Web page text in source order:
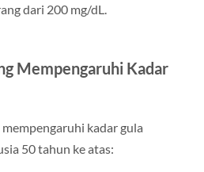
dari 200 mg/dL.
Mempengaruhi Kadar
kadar gula
50 tahun ke atas: